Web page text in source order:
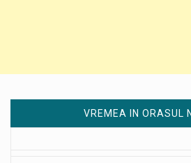
VREMEA IN ORASUL